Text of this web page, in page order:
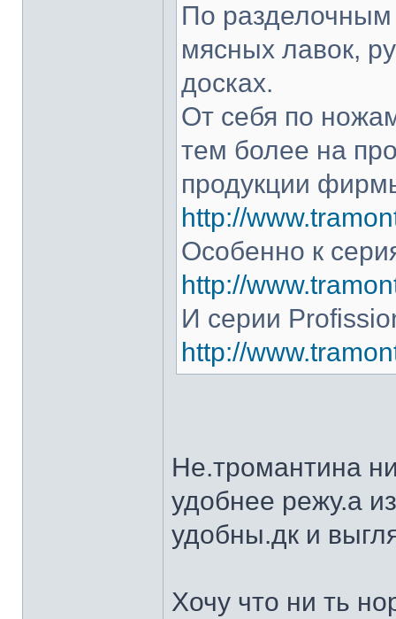
По разделочным
мясных лавок,
досках.
От себя по
тем более на
продукции
http://
Особенно к
http://
И серии
http://
Не.тромантина
удобнее режу.а
удобны.дк и
Хочу что ни ть